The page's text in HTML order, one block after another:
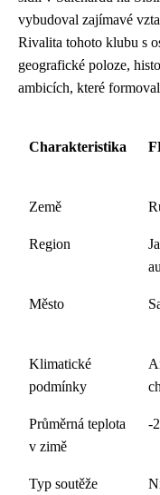
vybudoval zajímavé
Rivalita tohoto klubu s
geografické poloze,
ambicích, které
Charakteristika
Země
Region
Město
Klimatické
podmínky
Průměrná teplota
v zimě
-
Typ soutěže